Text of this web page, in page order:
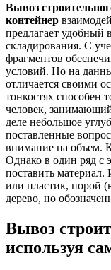
Вывоз
контейнер
предлагает удобный
складирования. С
фрагментов
условий. Но на
отличается своими
тонкостях способен
человек,
деле небольшое
поставленные
внимание на объем.
Однако в один ряд с
поставить
или пластик, порой
дерево, но
Вывоз
используя